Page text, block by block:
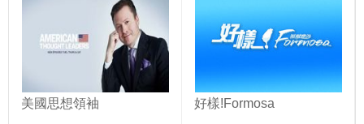
美國思想領袖 好樣!Formosa